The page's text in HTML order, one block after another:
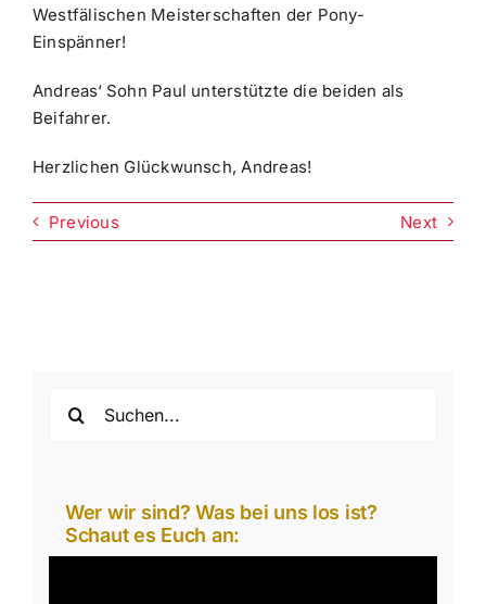
Westfälischen Meisterschaften der Pony-
Einspänner!
Andreas‘ Sohn Paul unterstützte die beiden als
Beifahrer.
Herzlichen Glückwunsch, Andreas!
Previous Next
nach:
Wer wir sind? Was bei uns los ist?
Schaut es Euch an: